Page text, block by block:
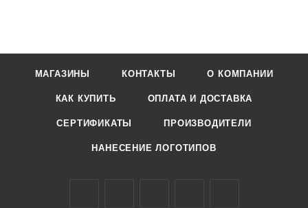
МАГАЗИНЫ КОНТАКТЫ О КОМПАНИИ
КАК КУПИТЬ ОПЛАТА И ДОСТАВКА
СЕРТИФИКАТЫ ПРОИЗВОДИТЕЛИ
НАНЕСЕНИЕ ЛОГОТИПОВ